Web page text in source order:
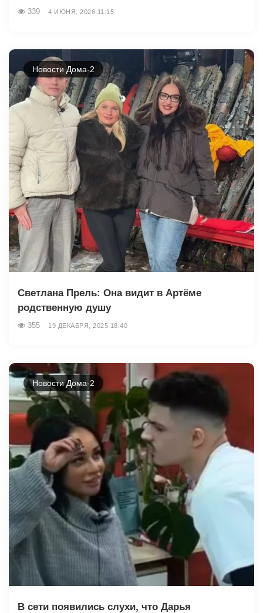
339 4 ИЮНЯ, 2026 11:15
Новости Дома-2
Светлана Прель: Она видит в Артёме
родственную душу
355 19 ДЕКАБРЯ, 2025 18:40
Новости Дома-2
В сети появились слухи, что Дарья